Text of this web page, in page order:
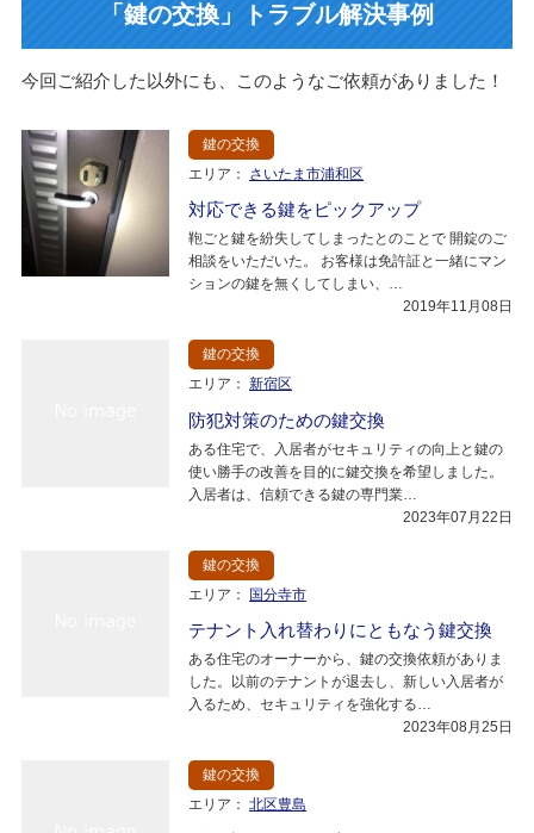
「鍵の交換」トラブル解決事例
今回ご紹介した以外にも、このようなご依頼がありました！
鍵の交換
エリア：
さいたま市浦和区
対応できる鍵をピックアップ
鞄ごと鍵を紛失してしまったとのことで 開錠のご
相談をいただいた。 お客様は免許証と一緒にマン
ションの鍵を無くしてしまい、…
2019年11月08日
鍵の交換
エリア： 新宿区
防犯対策のための鍵交換
ある住宅で、入居者がセキュリティの向上と鍵の
使い勝手の改善を目的に鍵交換を希望しました。
入居者は、信頼できる鍵の専門業…
2023年07月22日
鍵の交換
エリア：
国分寺市
テナント入れ替わりにともなう鍵交換
ある住宅のオーナーから、鍵の交換依頼がありま
した。以前のテナントが退去し、新しい入居者が
入るため、セキュリティを強化する…
2023年08月25日
鍵の交換
エリア： 北区豊島